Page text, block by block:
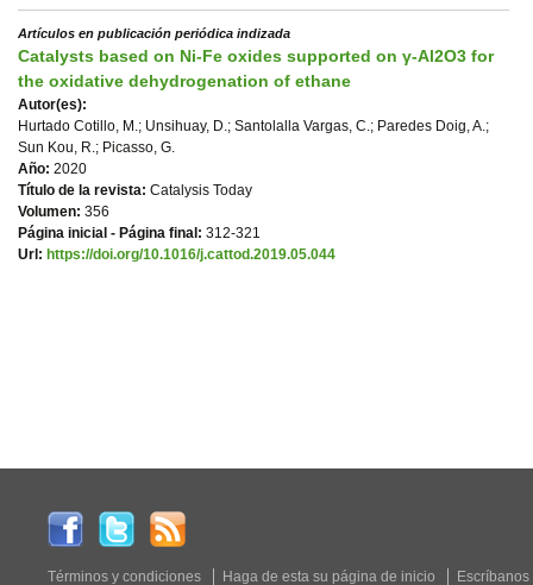
Artículos en publicación periódica indizada
Catalysts based on Ni-Fe oxides supported on γ-Al2O3 for
the oxidative dehydrogenation of ethane
Autor(es):
Hurtado Cotillo, M.; Unsihuay, D.; Santolalla Vargas, C.; Paredes Doig, A.;
Sun Kou, R.; Picasso, G.
Año: 2020
Título de la revista: Catalysis Today
Volumen: 356
Página inicial - Página final: 312-321
Url: https://doi.org/10.1016/j.cattod.2019.05.044
Términos y condiciones Haga de esta su página de inicio Escríbanos